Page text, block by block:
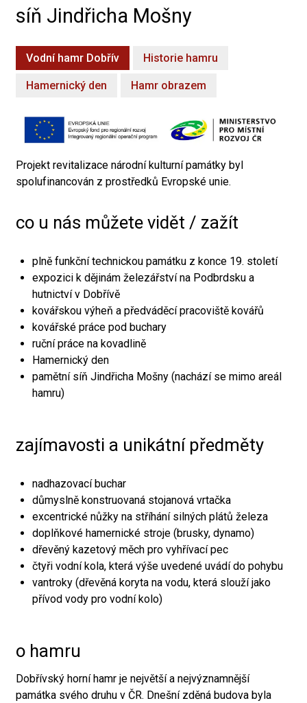
síň Jindřicha Mošny
Vodní hamr Dobřív Historie hamru
Hamernický den Hamr obrazem
Projekt revitalizace národní kulturní památky byl
spolufinancován z prostředků Evropské unie.
co u nás můžete vidět / zažít
plně funkční technickou památku z konce 19. století
expozici k dějinám železářství na Podbrdsku a
hutnictví v Dobřívě
kovářskou výheň a předváděcí pracoviště kovářů
kovářské práce pod buchary
ruční práce na kovadlině
Hamernický den
pamětní síň Jindřicha Mošny (nachází se mimo areál
hamru)
zajímavosti a unikátní předměty
nadhazovací buchar
důmyslně konstruovaná stojanová vrtačka
excentrické nůžky na stříhání silných plátů železa
doplňkové hamernické stroje (brusky, dynamo)
dřevěný kazetový měch pro vyhřívací pec
čtyři vodní kola, která výše uvedené uvádí do pohybu
vantroky (dřevěná koryta na vodu, která slouží jako
přívod vody pro vodní kolo)
o hamru
Dobřívský horní hamr je největší a nejvýznamnější
památka svého druhu v ČR. Dnešní zděná budova byla